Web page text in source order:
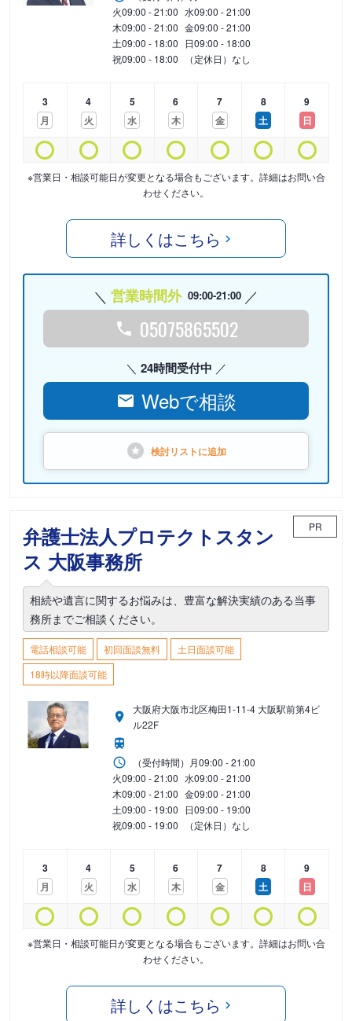
火09:00 - 21:00 水09:00 - 21:00
木09:00 - 21:00 金09:00 - 21:00
土09:00 - 18:00 日09:00 - 18:00
祝09:00 - 18:00 （定休日）なし
3
月
4
火
5
水
6
木
7
金
8
土
9
日
※営業日・相談可能日が変更となる場合もございます。詳細はお問い合
わせください。
詳しくはこちら
営業時間外 09:00-21:00
05075865502
24時間受付中
Webで相談
検討リストに追加
弁護士法人プロテクトスタン
ス 大阪事務所
PR
相続や遺言に関するお悩みは、豊富な解決実績のある当事
務所までご相談ください。
電話相談可能 初回面談無料
土日面談可能
18時以降面談可能
大阪府大阪市北区梅田1-11-4 大阪駅前第4ビ
ル22F
（受付時間） 月09:00 - 21:00
火09:00 - 21:00 水09:00 - 21:00
木09:00 - 21:00 金09:00 - 21:00
土09:00 - 19:00 日09:00 - 19:00
祝09:00 - 19:00 （定休日）なし
3
月
4
火
5
水
6
木
7
金
8
土
9
日
※営業日・相談可能日が変更となる場合もございます。詳細はお問い合
わせください。
詳しくはこちら